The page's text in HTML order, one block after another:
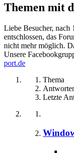
Themen mit
Liebe Besucher, nach
entschlossen, das
nicht mehr möglich.
Unsere
port.de
Thema
Letzte